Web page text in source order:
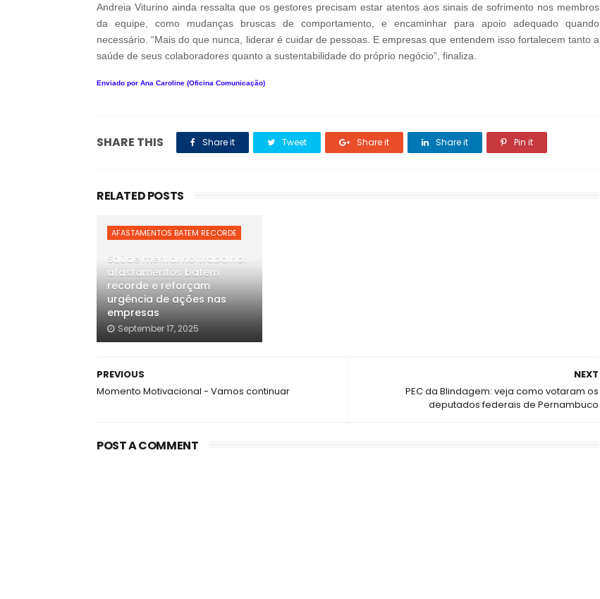
Andreia Viturino ainda ressalta que os gestores precisam estar atentos aos sinais de sofrimento nos membros
da equipe, como mudanças bruscas de comportamento, e encaminhar para apoio adequado quando
necessário. “Mais do que nunca, liderar é cuidar de pessoas. E empresas que entendem isso fortalecem tanto a
saúde de seus colaboradores quanto a sustentabilidade do próprio negócio”, finaliza.
Enviado por Ana Caroline (Oficina Comunicação)
SHARE THIS Share it Tweet Share it Share it Pin it
RELATED POSTS
AFASTAMENTOS BATEM RECORDE
Saúde mental no trabalho:
afastamentos batem
recorde e reforçam
urgência de ações nas
empresas
September 17, 2025
NEXT
PEC da Blindagem: veja como votaram os
deputados federais de Pernambuco
PREVIOUS
Momento Motivacional - Vamos continuar
POST A COMMENT